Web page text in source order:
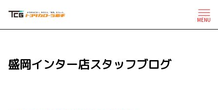
MENU
盛岡インター店スタッフブログ